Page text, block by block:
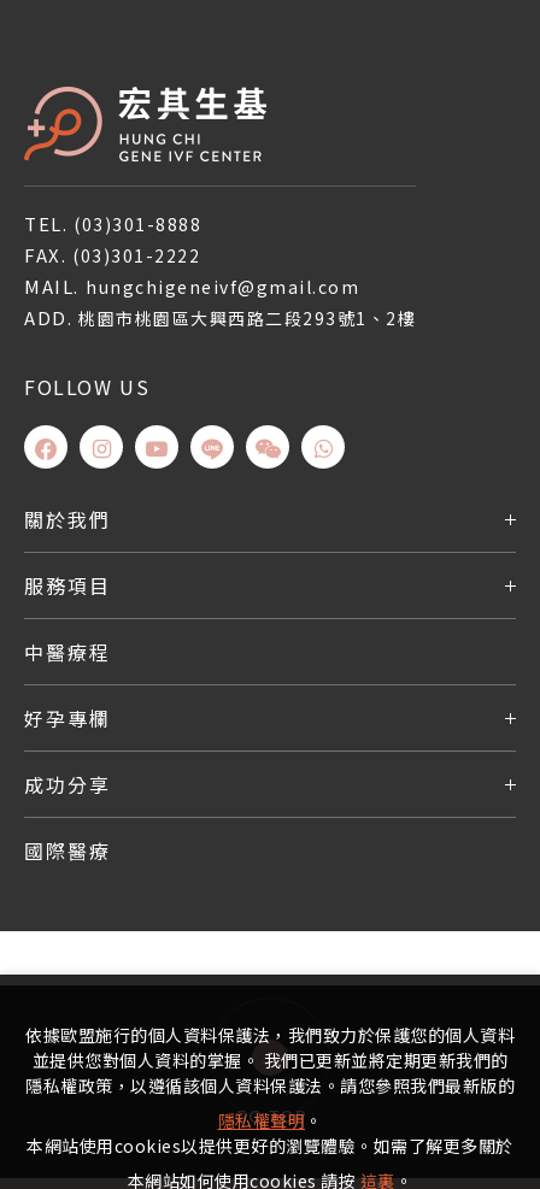
TEL. (03)301-8888
FAX. (03)301-2222
MAIL. hungchigeneivf@gmail.com
ADD. 桃園市桃園區大興西路二段293號1、2樓
FOLLOW US
關於我們
服務項目
中醫療程
好孕專欄
成功分享
國際醫療
GO TOP
依據歐盟施行的個人資料保護法，我們致力於保護您的個人資料
並提供您對個人資料的掌握。 我們已更新並將定期更新我們的
隱私權政策，以遵循該個人資料保護法。請您參照我們最新版的
隱私權聲明 。
本網站使用cookies以提供更好的瀏覽體驗。如需了解更多關於
本網站如何使用cookies 請按這裏。